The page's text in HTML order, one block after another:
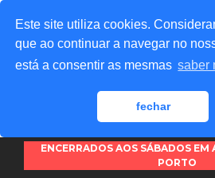
Este site utiliza cookies.
que ao continuar a navegar no
está a consentir as mesmas saber
fechar
ENCERRADOS AOS SÁBADOS EM
PORTO